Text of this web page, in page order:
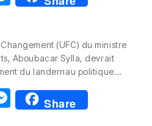
e
e
n
g
er
(UFC) du ministre
Aboubacar Sylla, devrait
du landernau politique…
M
e
Share